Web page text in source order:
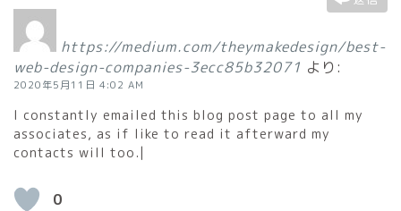
https://medium.com/theymakedesign/best-
web-design-companies-3ecc85b32071 より:
2020年5月11日 4:02 AM
I constantly emailed this blog post page to all my
associates, as if like to read it afterward my
contacts will too.|
0